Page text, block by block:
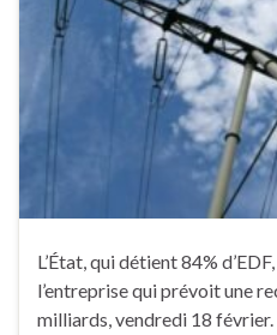
L’État, qui détient 84%
l’entreprise qui prévoit une
milliards, vendredi 18 février.